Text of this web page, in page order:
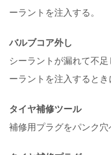
ーラントを注入する。
バルブコア外し
シーラントが漏れて不
ーラントを注入するとき
タイヤ補修ツール
補修用プラグをパンク穴